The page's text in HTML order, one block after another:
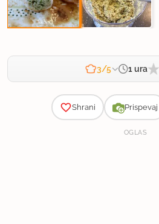
3/5 1 ura
Shrani Prispevaj
OGLAS